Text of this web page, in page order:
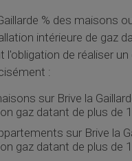
% des maisons
intérieure de gaz
l'obligation de réaliser
:
sur Brive la
gaz datant de plus de
sur Brive la
gaz datant de plus de